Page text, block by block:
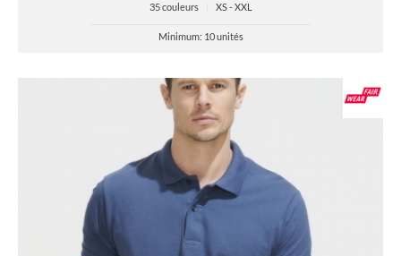
35 couleurs XS - XXL
Minimum: 10 unités